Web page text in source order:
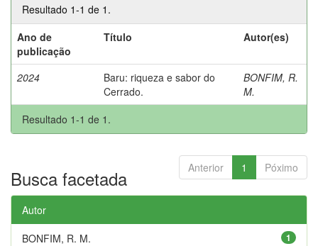
Resultado 1-1 de 1.
Ano de
publicação
Título Autor(es)
2024
Baru: riqueza e sabor do
Cerrado.
BONFIM, R.
M.
Resultado 1-1 de 1.
Anterior 1 Póximo
Busca facetada
Autor
1
BONFIM, R. M.